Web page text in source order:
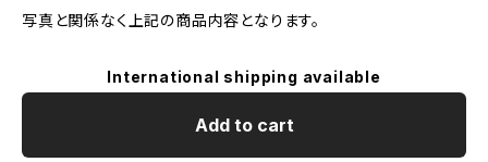
写真と関係なく上記の商品内容となります。
International shipping available
Add to cart